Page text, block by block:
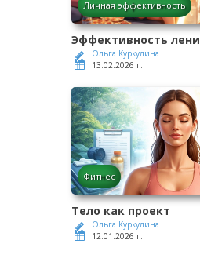
Личная эффективность
Эффективность лени
Ольга Куркулина
13.02.2026 г.
Фитнес
Тело как проект
Ольга Куркулина
12.01.2026 г.